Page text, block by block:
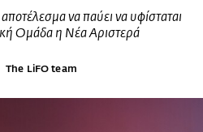
να παύει να υφίσταται
Ομάδα η Νέα Αριστερά
The LiFO team